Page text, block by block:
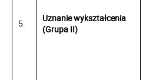
5.
Uznanie wykształcenia
(Grupa II)